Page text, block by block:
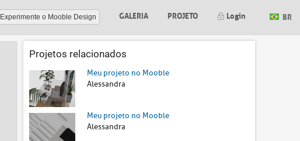
Experimente o Mooble Design GALERIA PROJETO Login BR
Projetos relacionados
Meu projeto no Mooble
Alessandra
Meu projeto no Mooble
Alessandra